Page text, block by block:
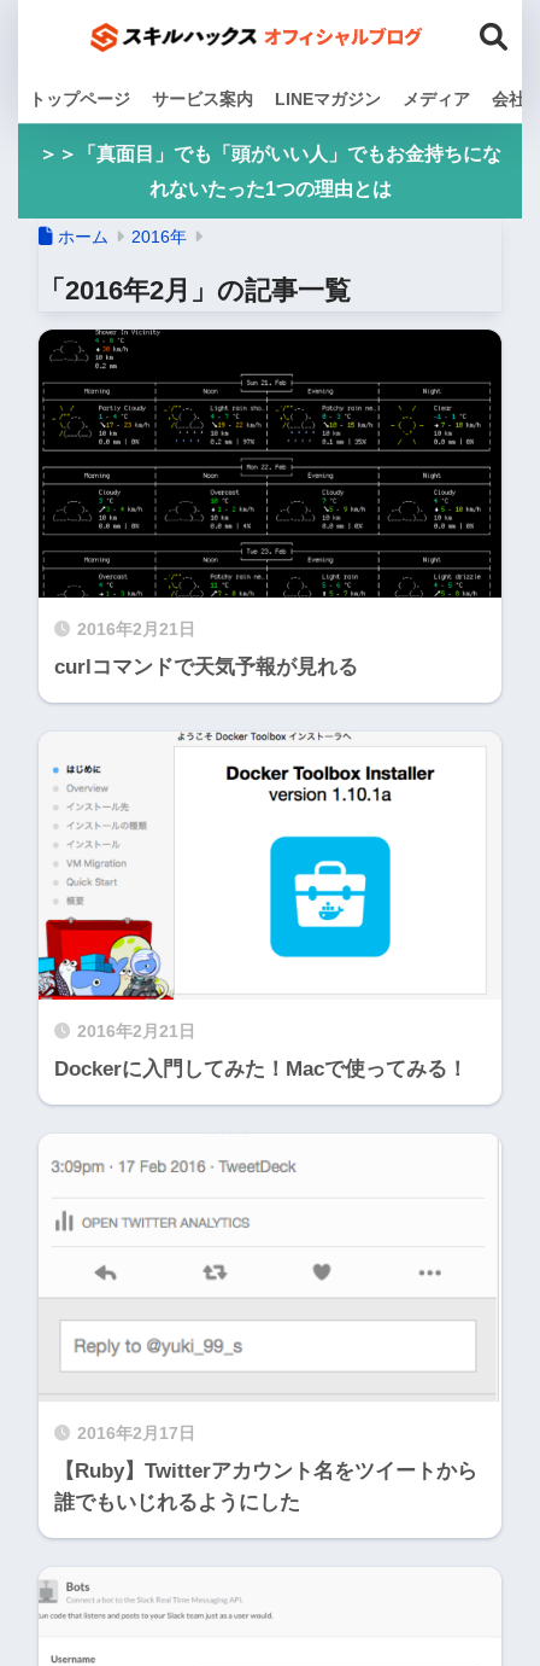
トップページ サービス案内 LINEマガジン メディア 会社
＞＞「真面目」でも「頭がいい人」でもお金持ちにな
れないたった1つの理由とは
ホーム 2016年
「2016年2月」の記事一覧
2016年2月21日
curlコマンドで天気予報が見れる
2016年2月21日
Dockerに入門してみた！Macで使ってみる！
2016年2月17日
【Ruby】Twitterアカウント名をツイートから
誰でもいじれるようにした